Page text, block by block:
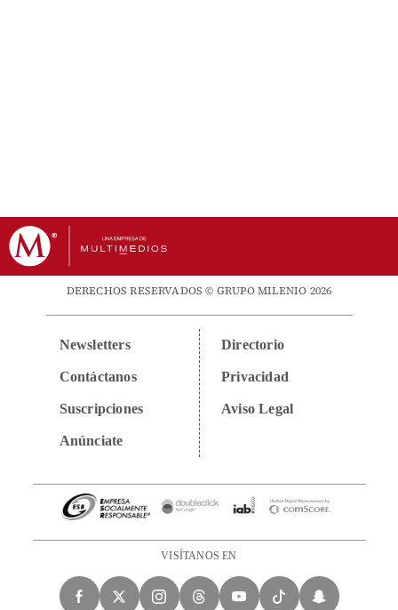
DERECHOS RESERVADOS © GRUPO MILENIO 2026
Newsletters
Contáctanos
Suscripciones
Anúnciate
Directorio
Privacidad
Aviso Legal
VISÍTANOS EN